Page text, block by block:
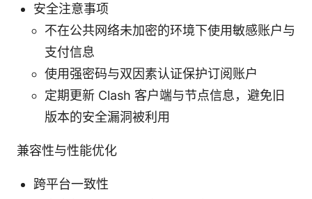
安全注意事项
不在公共网络未加密的环境下使用敏感账户与
支付信息
使用强密码与双因素认证保护订阅账户
定期更新 Clash 客户端与节点信息，避免旧
版本的安全漏洞被利用
兼容性与性能优化
跨平台一致性